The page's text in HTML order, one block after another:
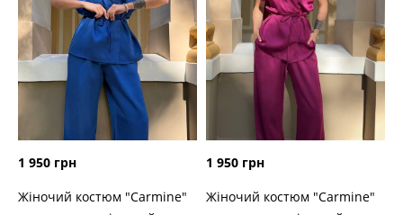
1 950 грн
Жіночий костюм "Carmine"
1 950 грн
Жіночий костюм "Carmine"